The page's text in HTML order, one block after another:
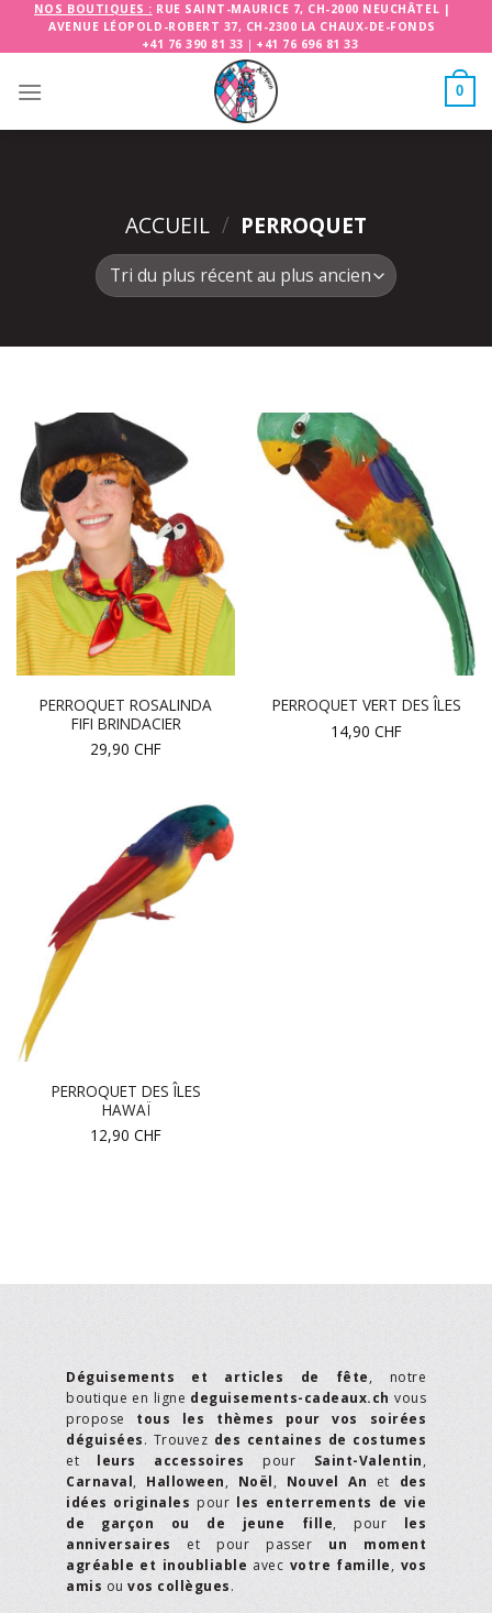
NOS BOUTIQUES : RUE SAINT-MAURICE 7, CH-2000 NEUCHÂTEL |
AVENUE LÉOPOLD-ROBERT 37, CH-2300 LA CHAUX-DE-FONDS
+41 76 390 81 33 | +41 76 696 81 33
0
ACCUEIL / PERROQUET
PERROQUET ROSALINDA
FIFI BRINDACIER
29,90 CHF
PERROQUET VERT DES ÎLES
14,90 CHF
PERROQUET DES ÎLES
HAWAÏ
12,90 CHF
Déguisements et articles de fête, notre
boutique en ligne deguisements-cadeaux.ch vous
propose tous les thèmes pour vos soirées
déguisées. Trouvez des centaines de costumes
et leurs accessoires pour Saint-Valentin,
Carnaval, Halloween, Noël, Nouvel An et des
idées originales pour les enterrements de vie
de garçon ou de jeune fille, pour les
anniversaires et pour passer un moment
agréable et inoubliable avec votre famille, vos
amis ou vos collègues.